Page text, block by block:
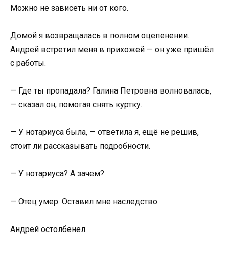
Можно не зависеть ни от кого.
Домой я возвращалась в полном оцепенении.
Андрей встретил меня в прихожей — он уже пришёл
с работы.
— Где ты пропадала? Галина Петровна волновалась,
— сказал он, помогая снять куртку.
— У нотариуса была, — ответила я, ещё не решив,
стоит ли рассказывать подробности.
— У нотариуса? А зачем?
— Отец умер. Оставил мне наследство.
Андрей остолбенел.